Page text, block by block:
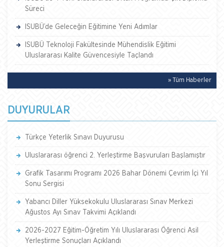
Süreci
ISUBÜ’de Geleceğin Eğitimine Yeni Adımlar
ISUBÜ Teknoloji Fakültesinde Mühendislik Eğitimi
Uluslararası Kalite Güvencesiyle Taçlandı
» Tüm Haberler
DUYURULAR
Türkçe Yeterlik Sınavı Duyurusu
Uluslararası öğrenci 2. Yerleştirme Başvuruları Başlamıştır
Grafik Tasarımı Programı 2026 Bahar Dönemi Çevrim İçi Yıl
Sonu Sergisi
Yabancı Diller Yüksekokulu Uluslararası Sınav Merkezi
Ağustos Ayı Sınav Takvimi Açıklandı
2026-2027 Eğitim-Öğretim Yılı Uluslararası Öğrenci Asil
Yerleştirme Sonuçları Açıklandı